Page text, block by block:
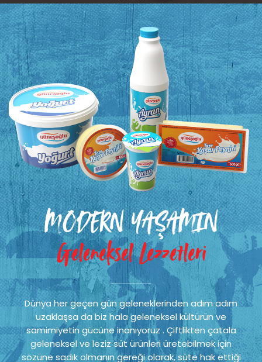
MODERN YAŞAMIN
Geleneksel Lezzetleri
Dünya her geçen gün geleneklerinden adım adım
uzaklaşsa da biz hala geleneksel kültürün ve
samimiyetin gücüne inanıyoruz . Çiftlikten çatala
geleneksel ve leziz süt ürünleri üretebilmek için
sözüne sadık olmanın gereği olarak, süte hak ettiği